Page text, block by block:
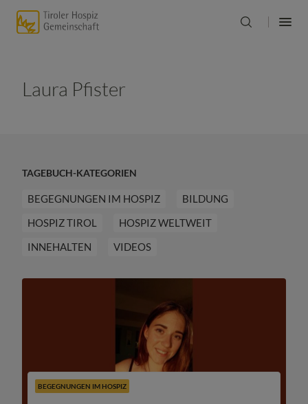
Laura Pfister
TAGEBUCH-KATEGORIEN
BEGEGNUNGEN IM HOSPIZ
BILDUNG
HOSPIZ TIROL
HOSPIZ WELTWEIT
INNEHALTEN
VIDEOS
BEGEGNUNGEN IM HOSPIZ